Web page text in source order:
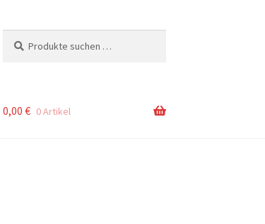
nach:
0,00 € 0 Artikel